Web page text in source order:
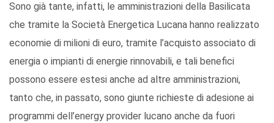
Sono già tante, infatti, le amministrazioni della Basilicata
che tramite la Società Energetica Lucana hanno realizzato
economie di milioni di euro, tramite l’acquisto associato di
energia o impianti di energie rinnovabili, e tali benefici
possono essere estesi anche ad altre amministrazioni,
tanto che, in passato, sono giunte richieste di adesione ai
programmi dell’energy provider lucano anche da fuori